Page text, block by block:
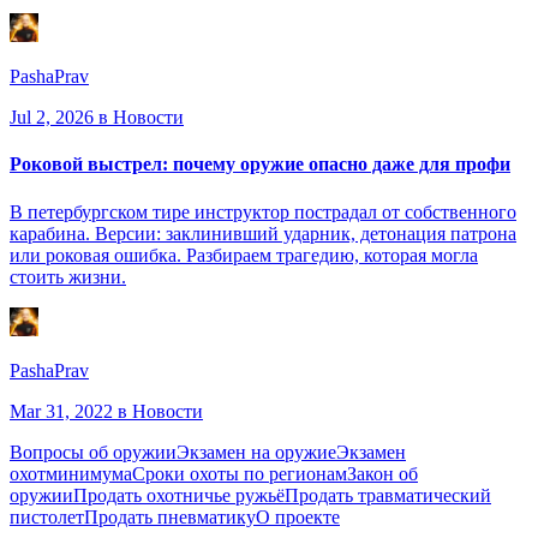
PashaPrav
Jul 2, 2026 в Новости
Роковой выстрел: почему оружие опасно даже для профи
В петербургском тире инструктор пострадал от собственного
карабина. Версии: заклинивший ударник, детонация патрона
или роковая ошибка. Разбираем трагедию, которая могла
стоить жизни.
PashaPrav
Mar 31, 2022 в Новости
Вопросы об оружииЭкзамен на оружиеЭкзамен
охотминимумаСроки охоты по регионамЗакон об
оружииПродать охотничье ружьёПродать травматический
пистолетПродать пневматикуО проекте